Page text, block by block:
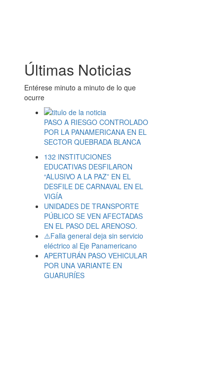
Últimas Noticias
Entérese minuto a minuto de lo que
ocurre
PASO A RIESGO CONTROLADO
POR LA PANAMERICANA EN EL
SECTOR QUEBRADA BLANCA
132 INSTITUCIONES
EDUCATIVAS DESFILARON
“ALUSIVO A LA PAZ” EN EL
DESFILE DE CARNAVAL EN EL
VIGÍA
UNIDADES DE TRANSPORTE
PÚBLICO SE VEN AFECTADAS
EN EL PASO DEL ARENOSO.
⚠️Falla general deja sin servicio
eléctrico al Eje Panamericano
APERTURÁN PASO VEHICULAR
POR UNA VARIANTE EN
GUARURÍES